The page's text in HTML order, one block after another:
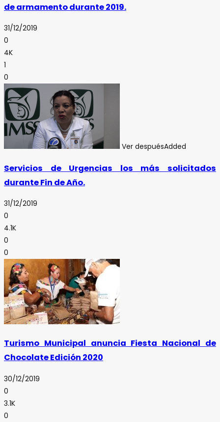
de armamento durante 2019.
31/12/2019
0
4K
1
0
Ver despuésAdded
Servicios de Urgencias los más solicitados
durante Fin de Año.
31/12/2019
0
4.1K
0
0
Turismo Municipal anuncia Fiesta Nacional de
Chocolate Edición 2020
30/12/2019
0
3.1K
0